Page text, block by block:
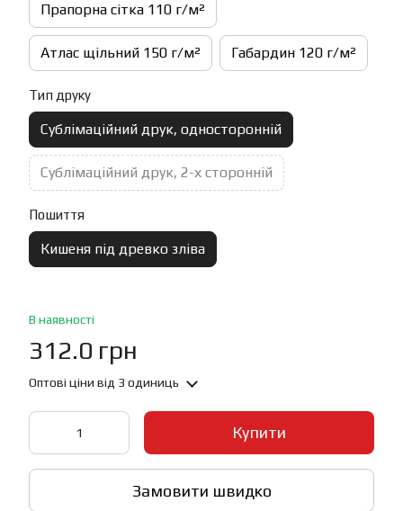
Прапорна сітка 110 г/м²
Атлас щільний 150 г/м² Габардин 120 г/м²
Тип друку
Сублімаційний друк, односторонній
Сублімаційний друк, 2-х сторонній
Пошиття
Кишеня під древко зліва
В наявності
312.0 грн
Оптові ціни від 3 одиниць
Купити
Замовити швидко